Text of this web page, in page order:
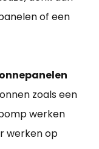
of een
zoals een
werken
werken op